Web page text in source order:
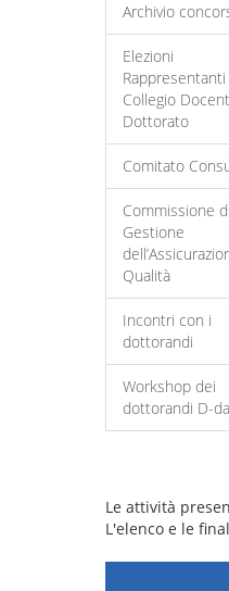
Archivio
Elezioni
Rappresentanti
Collegio
Dottorato
Comitato
Commissione di
Gestione
Qualità
Incontri con i
dottorandi
Workshop dei
dottorandi D-
Le attività
L'elenco e le